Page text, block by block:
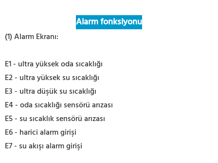
Alarm fonksiyonu
(1) Alarm Ekranı:
E1 - ultra yüksek oda sıcaklığı
E2 - ultra yüksek su sıcaklığı
E3 - ultra düşük su sıcaklığı
E4 - oda sıcaklığı sensörü arızası
E5 - su sıcaklık sensörü arızası
E6 - harici alarm girişi
E7 - su akışı alarm girişi